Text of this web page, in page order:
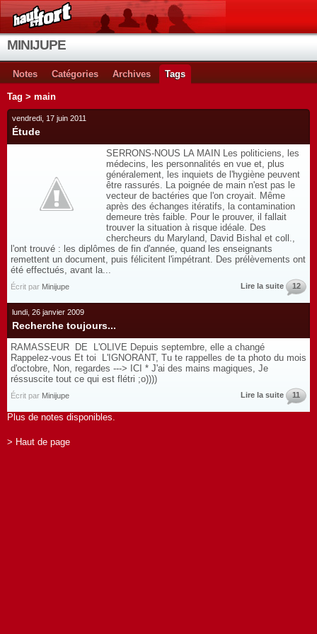
MINIJUPE
Notes Catégories Archives Tags
Tag > main
vendredi, 17 juin 2011
Étude
SERRONS-NOUS LA MAIN Les politiciens, les
médecins, les personnalités en vue et, plus
généralement, les inquiets de l'hygiène peuvent
être rassurés. La poignée de main n'est pas le
vecteur de bactéries que l'on croyait. Même
après des échanges itératifs, la contamination
demeure très faible. Pour le prouver, il fallait
trouver la situation à risque idéale. Des
chercheurs du Maryland, David Bishal et coll.,
l'ont trouvé : les diplômes de fin d'année, quand les enseignants
remettent un document, puis félicitent l'impétrant. Des prélèvements ont
été effectués, avant la...
Écrit par Minijupe Lire la suite 12
lundi, 26 janvier 2009
Recherche toujours...
RAMASSEUR DE L'OLIVE Depuis septembre, elle a changé
Rappelez-vous Et toi L'IGNORANT, Tu te rappelles de ta photo du mois
d'octobre, Non, regardes ---> ICI * J'ai des mains magiques, Je
réssuscite tout ce qui est flétri ;o))))
Écrit par Minijupe Lire la suite 11
Plus de notes disponibles.
> Haut de page